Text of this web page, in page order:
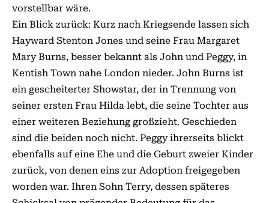
vorstellbar wäre.
Ein Blick zurück: Kurz nach Kriegsende lassen sich
Hayward Stenton Jones und seine Frau Margaret
Mary Burns, besser bekannt als John und Peggy, in
Kentish Town nahe London nieder. John Burns ist
ein gescheiterter Showstar, der in Trennung von
seiner ersten Frau Hilda lebt, die seine Tochter aus
einer weiteren Beziehung großzieht. Geschieden
sind die beiden noch nicht. Peggy ihrerseits blickt
ebenfalls auf eine Ehe und die Geburt zweier Kinder
zurück, von denen eins zur Adoption freigegeben
worden war. Ihren Sohn Terry, dessen späteres